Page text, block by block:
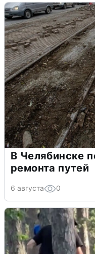
В Челябинске
ремонта путей
6 августа 0